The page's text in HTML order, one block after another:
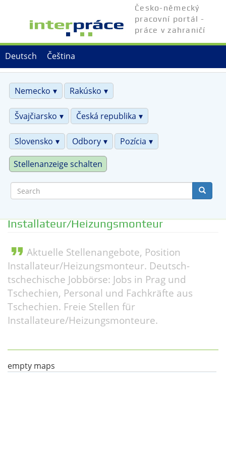
Čeština
Deutsch
Česko-německý
pracovní portál -
práce v zahraničí
Nemecko Rakúsko
Švajčiarsko Česká republika
Slovensko Odbory Pozícia
Stellenanzeige schalten
Installateur/Heizungsmonteur
format_quote Aktuelle Stellenangebote, Position
Installateur/Heizungsmonteur. Deutsch-
tschechische Jobbörse: Jobs in Prag und
Tschechien, Personal und Fachkräfte aus
Tschechien. Freie Stellen für
Installateure/Heizungsmonteure.
empty maps